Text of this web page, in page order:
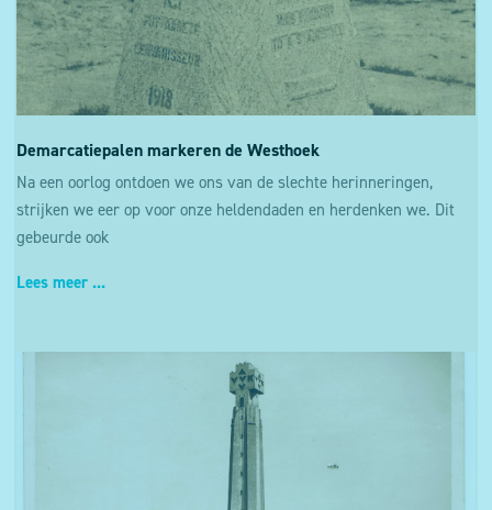
Demarcatiepalen markeren de Westhoek
Na een oorlog ontdoen we ons van de slechte herinneringen,
strijken we eer op voor onze heldendaden en herdenken we. Dit
gebeurde ook
Lees meer ...